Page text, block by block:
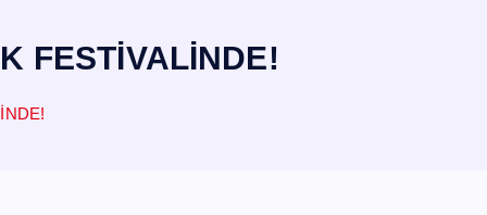
FESTİVALİNDE!